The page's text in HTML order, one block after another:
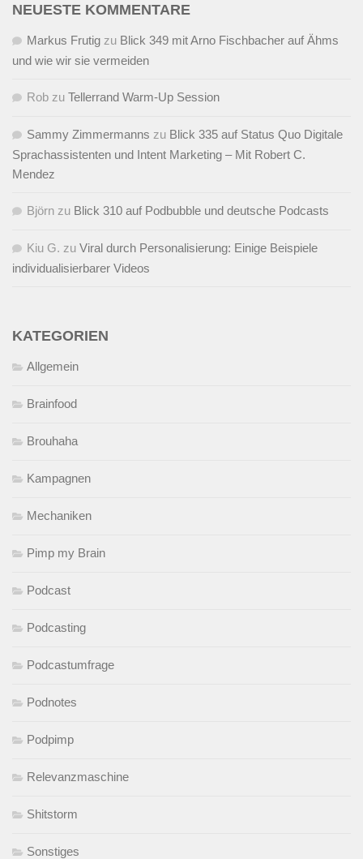
NEUESTE KOMMENTARE
Markus Frutig zu Blick 349 mit Arno Fischbacher auf Ähms
und wie wir sie vermeiden
Rob zu Tellerrand Warm-Up Session
Sammy Zimmermanns zu Blick 335 auf Status Quo Digitale
Sprachassistenten und Intent Marketing – Mit Robert C.
Mendez
Björn zu Blick 310 auf Podbubble und deutsche Podcasts
Kiu G. zu Viral durch Personalisierung: Einige Beispiele
individualisierbarer Videos
KATEGORIEN
Allgemein
Brainfood
Brouhaha
Kampagnen
Mechaniken
Pimp my Brain
Podcast
Podcasting
Podcastumfrage
Podnotes
Podpimp
Relevanzmaschine
Shitstorm
Sonstiges